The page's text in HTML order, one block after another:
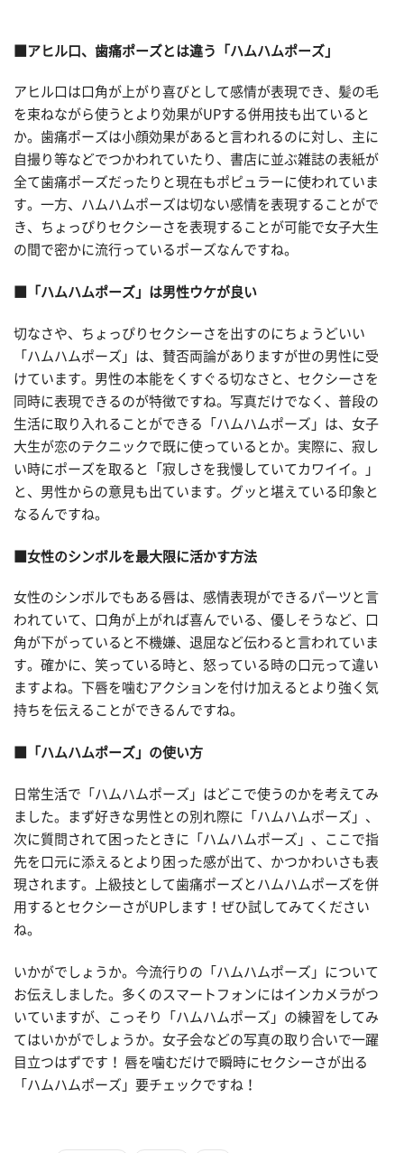
■アヒル口、歯痛ポーズとは違う「ハムハムポーズ」
アヒル口は口角が上がり喜びとして感情が表現でき、髪の毛
を束ねながら使うとより効果がUPする併用技も出ていると
か。歯痛ポーズは小顔効果があると言われるのに対し、主に
自撮り等などでつかわれていたり、書店に並ぶ雑誌の表紙が
全て歯痛ポーズだったりと現在もポピュラーに使われていま
す。一方、ハムハムポーズは切ない感情を表現することがで
き、ちょっぴりセクシーさを表現することが可能で女子大生
の間で密かに流行っているポーズなんですね。
■「ハムハムポーズ」は男性ウケが良い
切なさや、ちょっぴりセクシーさを出すのにちょうどいい
「ハムハムポーズ」は、賛否両論がありますが世の男性に受
けています。男性の本能をくすぐる切なさと、セクシーさを
同時に表現できるのが特徴ですね。写真だけでなく、普段の
生活に取り入れることができる「ハムハムポーズ」は、女子
大生が恋のテクニックで既に使っているとか。実際に、寂し
い時にポーズを取ると「寂しさを我慢していてカワイイ。」
と、男性からの意見も出ています。グッと堪えている印象と
なるんですね。
■女性のシンボルを最大限に活かす方法
女性のシンボルでもある唇は、感情表現ができるパーツと言
われていて、口角が上がれば喜んでいる、優しそうなど、口
角が下がっていると不機嫌、退屈など伝わると言われていま
す。確かに、笑っている時と、怒っている時の口元って違い
ますよね。下唇を噛むアクションを付け加えるとより強く気
持ちを伝えることができるんですね。
■「ハムハムポーズ」の使い方
日常生活で「ハムハムポーズ」はどこで使うのかを考えてみ
ました。まず好きな男性との別れ際に「ハムハムポーズ」、
次に質問されて困ったときに「ハムハムポーズ」、ここで指
先を口元に添えるとより困った感が出て、かつかわいさも表
現されます。上級技として歯痛ポーズとハムハムポーズを併
用するとセクシーさがUPします！ぜひ試してみてください
ね。
いかがでしょうか。今流行りの「ハムハムポーズ」について
お伝えしました。多くのスマートフォンにはインカメラがつ
いていますが、こっそり「ハムハムポーズ」の練習をしてみ
てはいかがでしょうか。女子会などの写真の取り合いで一躍
目立つはずです！ 唇を噛むだけで瞬時にセクシーさが出る
「ハムハムポーズ」要チェックですね！